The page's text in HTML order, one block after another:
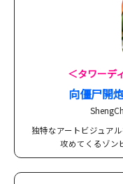
＜タワーデ
向僵尸開
独特なアートビジュア
攻めてくるゾン